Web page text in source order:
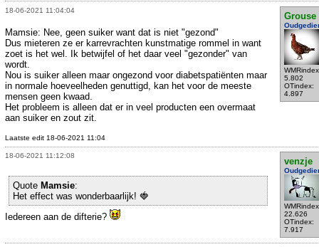
18-06-2021 11:04:04
Grouse
5.802
OTindex:
4.897
Mamsie: Nee, geen suiker want dat is niet "gezond"
Dus mieteren ze er karrevrachten kunstmatige rommel in want
zoet is het wel. Ik betwijfel of het daar veel "gezonder" van
wordt.
Nou is suiker alleen maar ongezond voor diabetspatiënten maar
in normale hoeveelheden genuttigd, kan het voor de meeste
mensen geen kwaad.
Het probleem is alleen dat er in veel producten een overmaat
aan suiker en zout zit.
Laatste edit 18-06-2021 11:04
18-06-2021 11:12:08
venzje
22.626
OTindex:
7.917
Quote Mamsie:
Het effect was wonderbaarlijk! 🍓
Iedereen aan de difterie?